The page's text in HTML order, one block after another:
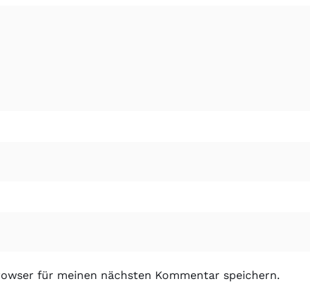
für meinen nächsten Kommentar speichern.